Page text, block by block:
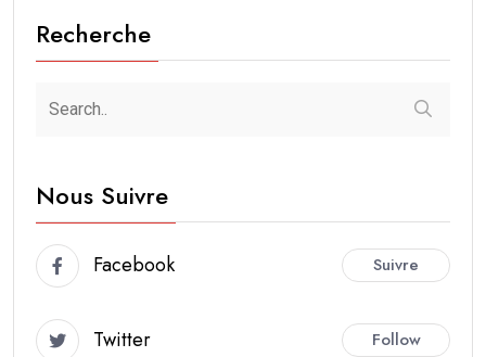
Recherche
Nous Suivre
Facebook Suivre
Twitter Follow